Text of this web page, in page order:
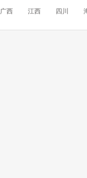
广西 江西 四川